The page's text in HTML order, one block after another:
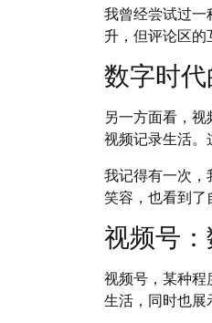
我曾经尝试过一
升，但评论区的
数字时
另一方面看，
视频记录生活。
我记得有一次，
笑容，也看到了
视频号
视频号，某种程
生活，同时也展